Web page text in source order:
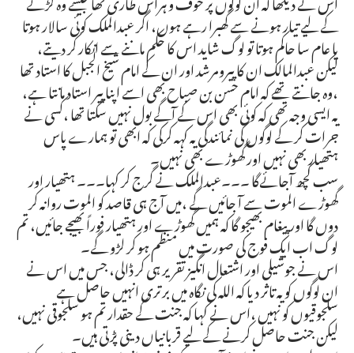
کے لیے تیار ہونے سے گھبرا رہے ہوں، اگر عبدالملک کوئی سالار ہوتا
یا عام سا حاکم ہوتا تو لوگ شاید اس کا حکم ماننے سے انکار کر دیتے،
لیکن عبدالمالک ان کا پیرومرشد اور ان کے امام شیخ الجبل کا استاد تھا
،وہ جانتے تھے کہ امام حسن بن صباح بھی اسے اپنا پیر استاد مانتا ہے،
یہ ایسی وجہ تھی کہ کوئی بھی اس کے آگے بول نہیں سکتا تھا ،کسی نے
جرات کر کے لوگوں کی نمائندگی یہ کہہ کرکی کہ ابھی تو ہمارے پاس
ہتھیار بھی نہیں اور گھوڑے بھی نہیں۔
سب کچھ آجائےگا ۔۔۔عبدالملک نے گرج کر کہا۔۔۔ ہتھیار اور
گھوڑے الموت سے آ جائیں گے ،میں آج ہی قاصد کو الموت روانہ کر
دوں گا اور پیغام بھیجو گا کہ ہمیں گھوڑے اور ہتھیار فوراً بھیجے جائیں، تم
لوگ اب ایک فوج کی صورت میں منظم ہو کر لڑو گے۔
اس نے جوشیلی اور اشتعال انگیز تقریر ہی کر ڈالی، جس میں اس نے
ان لوگوں کو یہ تاثر دیا کہ اللہ کی نگاہ میں برتری انہیں حاصل ہے
سلجوقیوں کو نہیں ،اس نے کہا کہ جنت کے حقدار تم ہو سلجوقی نہیں،
لیکن جنت حاصل کرنے کے لیے قربانیاں دینی پڑتی ہیں۔